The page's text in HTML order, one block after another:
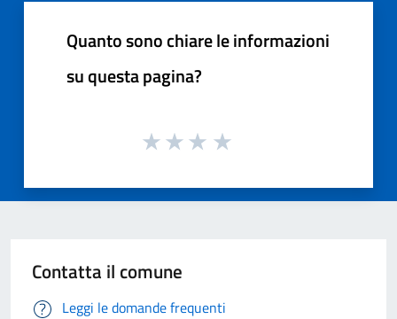
Quanto sono chiare le informazioni
su questa pagina?
Contatta il comune
Leggi le domande frequenti